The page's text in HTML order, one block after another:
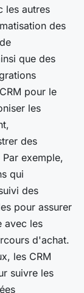
les autres
des
que des
pour le
les
des
exemple,
qui
des
pour assurer
avec les
d'achat.
les CRM
suivre les